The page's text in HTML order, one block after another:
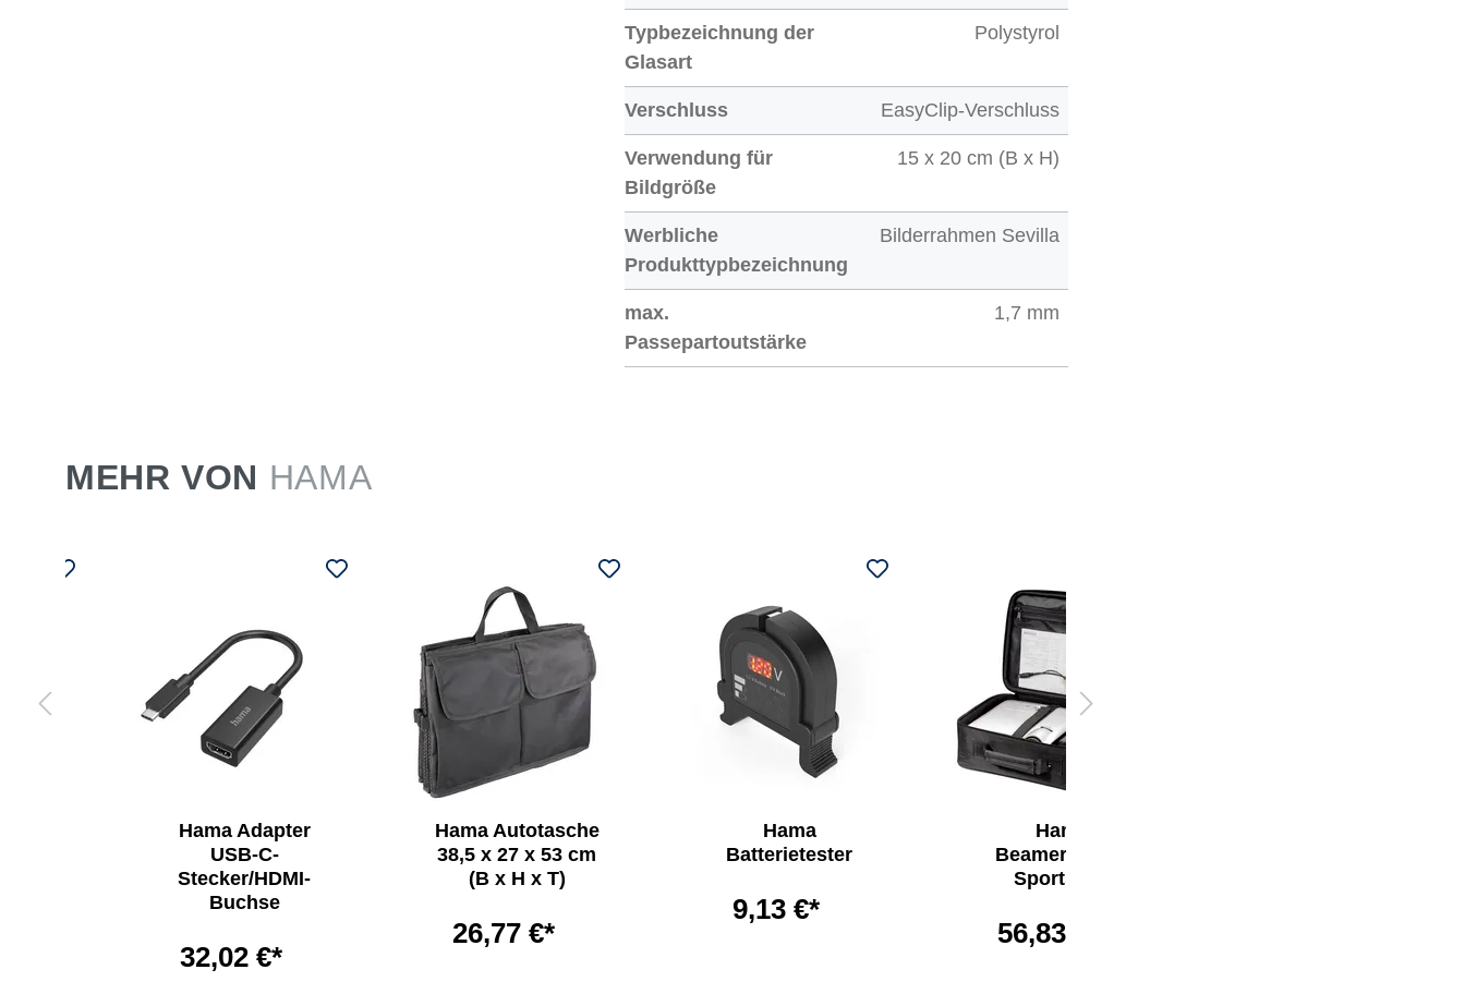
Typbezeichnung der
Glasart
Polystyrol
Verschluss EasyClip-Verschluss
Verwendung für
Bildgröße
15 x 20 cm (B x H)
Werbliche
Produkttypbezeichnung
Bilderrahmen Sevilla
max.
Passepartoutstärke
1,7 mm
MEHR VON HAMA
Hama Adapter
USB-C-
Stecker/HDMI-
Buchse
32,02 €*
Hama Autotasche
38,5 x 27 x 53 cm
(B x H x T)
26,77 €*
Hama
Batterietester
9,13 €*
Hama
Beamertasche
Sportsline
56,83 €*